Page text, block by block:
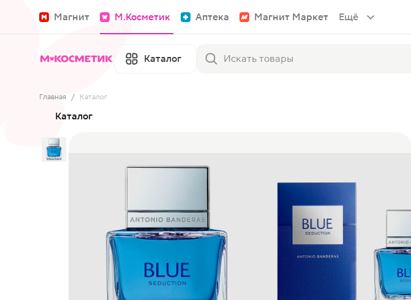
Магнит М.Косметик Аптека Магнит Маркет Ещё
Каталог
Главная / Каталог
Каталог